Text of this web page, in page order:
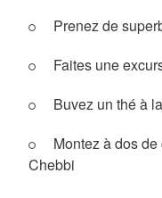
Prenez de
Faites une
Buvez un thé à
Montez à dos
Chebbi